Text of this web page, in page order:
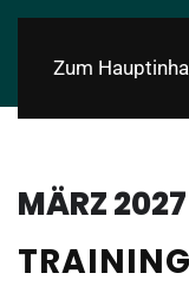
Zum
MÄRZ 2027